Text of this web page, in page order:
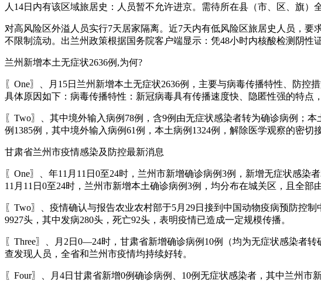
人14日内有该区域旅居史：人员暂不允许进京。需待所在县（市、区、旗）
对高风险区外溢人员实行7天居家隔离。近7天内有低风险区旅居史人员，要
不限制流动。出兰州政策根据国务院客户端显示：凭48小时内核酸检测阴性
兰州新增本土无症状2636例,为何?
〖One〗、月15日兰州新增本土无症状2636例，主要与病毒传播特性、防
具体原因如下：病毒传播特性：新冠病毒具有传播速度快、隐匿性强的特点
〖Two〗、其中境外输入病例78例，含9例由无症状感染者转为确诊病例；
例1385例，其中境外输入病例61例，本土病例1324例，解除医学观察的密切
甘肃省兰州市疫情感染及防控最新消息
〖One〗、年11月11日0至24时，兰州市新增确诊病例3例，新增无症状感
11月11日0至24时，兰州市新增本土确诊病例3例，均分布在城关区，且全部
〖Two〗、疫情确认与报告农业农村部于5月29日接到中国动物疫病预防控
9927头，其中发病280头，死亡92头，表明疫情已造成一定规模传播。
〖Three〗、月2日0—24时，甘肃省新增确诊病例10例（均为无症状感染者
查发现人员，全省和兰州市疫情均持续好转。
〖Four〗、月4日甘肃省新增0例确诊病例、10例无症状感染者，其中兰州